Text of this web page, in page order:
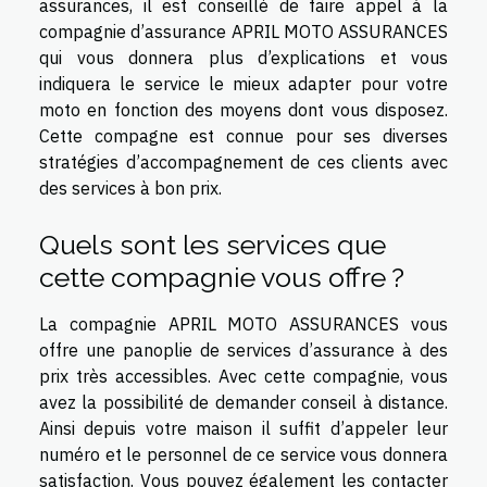
assurances, il est conseillé de faire appel à la
compagnie d’assurance APRIL MOTO ASSURANCES
qui vous donnera plus d’explications et vous
indiquera le service le mieux adapter pour votre
moto en fonction des moyens dont vous disposez.
Cette compagne est connue pour ses diverses
stratégies d’accompagnement de ces clients avec
des services à bon prix.
Quels sont les services que
cette compagnie vous offre ?
La compagnie APRIL MOTO ASSURANCES vous
offre une panoplie de services d’assurance à des
prix très accessibles. Avec cette compagnie, vous
avez la possibilité de demander conseil à distance.
Ainsi depuis votre maison il suffit d’appeler leur
numéro et le personnel de ce service vous donnera
satisfaction. Vous pouvez également les contacter